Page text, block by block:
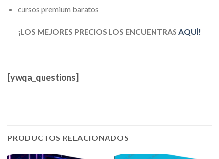
cursos premium baratos
¡LOS MEJORES PRECIOS LOS ENCUENTRAS AQUÍ!
[ywqa_questions]
PRODUCTOS RELACIONADOS